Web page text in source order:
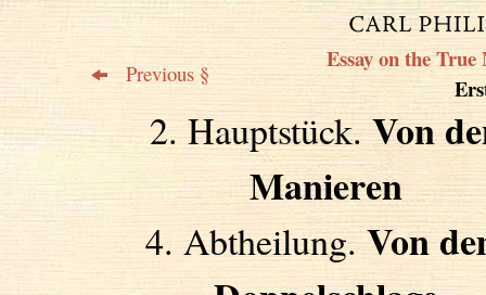
Previous §
Essay on the
2. Hauptstück.Von
Manieren
4. Abtheilung. Von